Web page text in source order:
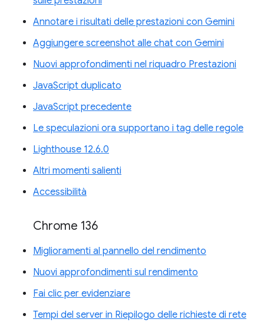
Annotare i risultati delle prestazioni con Gemini
Aggiungere screenshot alle chat con Gemini
Nuovi approfondimenti nel riquadro Prestazioni
JavaScript duplicato
JavaScript precedente
Le speculazioni ora supportano i tag delle regole
Lighthouse 12.6.0
Altri momenti salienti
Accessibilità
Chrome 136
Miglioramenti al pannello del rendimento
Nuovi approfondimenti sul rendimento
Fai clic per evidenziare
Tempi del server in Riepilogo delle richieste di rete